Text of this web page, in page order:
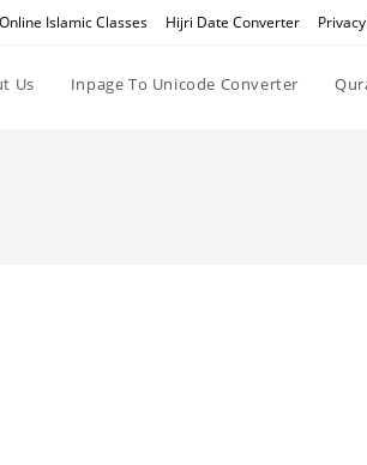
Online Islamic Classes Hijri Date Converter
Us Inpage To Unicode Converter